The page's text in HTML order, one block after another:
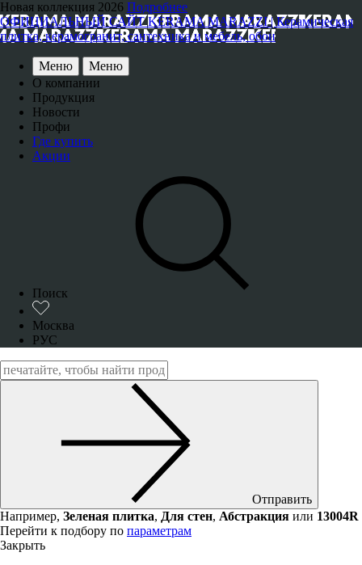
Новая коллекция 2026 Подробнее
ОФИЦИАЛЬНЫЙ САЙТ KERAMA MARAZZI | Керамическая
плитка, керамогранит, сантехника и мебель, обои
Меню
Меню
О компании
Продукция
Новости
Профи
Где купить
Акции
Поиск
Москва
РУС
Отправить
Например, Зеленая плитка, Для стен, Абстракция или 13004R
Перейти к подбору по параметрам
Закрыть